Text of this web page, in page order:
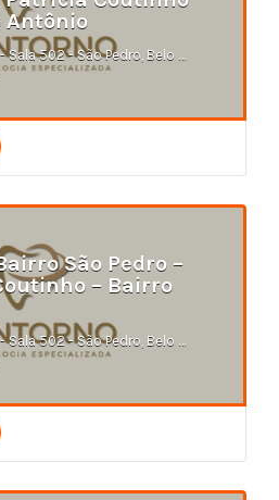
Antônio
Av. do Contorno, 6283 - Sala 502 - São Pedro, Belo Horizonte - MG
São Pedro –
– Bairro
Av. do Contorno, 6283 - Sala 502 - São Pedro, Belo Horizonte - MG